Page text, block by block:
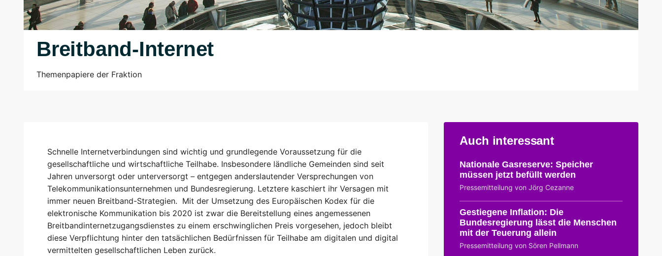
Breitband-Internet
Themenpapiere der Fraktion
Schnelle Internetverbindungen sind wichtig und grundlegende Voraussetzung für die
gesellschaftliche und wirtschaftliche Teilhabe. Insbesondere ländliche Gemeinden sind seit
Jahren unversorgt oder unterversorgt – entgegen anderslautender Versprechungen von
Telekommunikationsunternehmen und Bundesregierung. Letztere kaschiert ihr Versagen mit
immer neuen Breitband-Strategien. Mit der Umsetzung des Europäischen Kodex für die
elektronische Kommunikation bis 2020 ist zwar die Bereitstellung eines angemessenen
Breitbandinternetzugangsdienstes zu einem erschwinglichen Preis vorgesehen, jedoch bleibt
diese Verpflichtung hinter den tatsächlichen Bedürfnissen für Teilhabe am digitalen und digital
vermittelten gesellschaftlichen Leben zurück.
Auch interessant
Nationale Gasreserve: Speicher
müssen jetzt befüllt werden
Pressemitteilung von Jörg Cezanne
Gestiegene Inflation: Die
Bundesregierung lässt die Menschen
mit der Teuerung allein
Pressemitteilung von Sören Pellmann